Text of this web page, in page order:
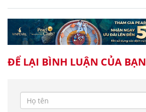
ĐỂ LẠI BÌNH LUẬN CỦA BẠN